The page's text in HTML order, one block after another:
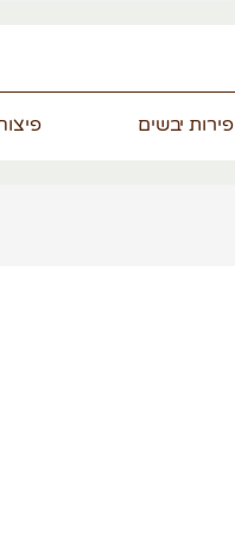
פירות יבשים